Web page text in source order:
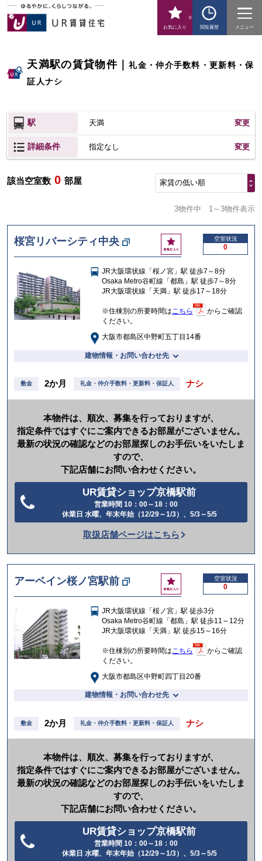
お気に入り
0
閲覧履歴
メニュー
天満駅の賃貸物件｜礼金・仲介手数料・更新料・保
証人ナシ
駅 天満 変更
詳細条件 指定なし 変更
該当空室数 0 部屋 家賃の低い順
3物件中 1～3物件表示
桜宮リバーシティ中央
お
気
入
り
空室状況
0
JR大阪環状線「桜ノ宮」駅 徒歩7～8分
Osaka Metro谷町線「都島」駅 徒歩7～8分
JR大阪環状線「天満」駅 徒歩17～18分
※住棟別の所要時間はこちら
からご確認
ください。
大阪市都島区中野町五丁目14番
建物情報・お問い合わせ先
敷金 2か月 礼金・仲介手数料・更新料・保証人 ナシ
本物件は、順次、募集を行っておりますが、
指定条件ではすぐにご案内できるお部屋がございません。
最新の状況の確認などのお部屋探しのお手伝いをいたしま
すので、
下記店舗にお問い合わせください。
UR賃貸ショップ京橋駅前
営業時間 10：00～18：00
休業日 水曜、年末年始（12/29～1/3）、5/3～5/5
話
か
け
る
取扱店舗ページはこちら
アーベイン桜ノ宮駅前
お
気
入
り
空室状況
0
JR大阪環状線「桜ノ宮」駅 徒歩3分
Osaka Metro谷町線「都島」駅 徒歩11～12分
JR大阪環状線「天満」駅 徒歩15～16分
※住棟別の所要時間は こちら
からご確認
ください。
大阪市都島区中野町四丁目20番
建物情報・お問い合わせ先
敷金 2か月 礼金・仲介手数料・更新料・保証人 ナシ
本物件は、順次、募集を行っておりますが、
指定条件ではすぐにご案内できるお部屋がございません。
最新の状況の確認などのお部屋探しのお手伝いをいたしま
すので、
下記店舗にお問い合わせください。
UR賃貸ショップ京橋駅前
営業時間 10：00～18：00
休業日 水曜、年末年始（12/29～1/3）、5/3～5/5